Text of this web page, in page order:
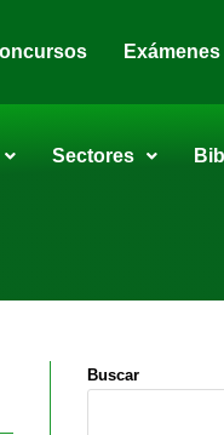
Exámenes
Sectores
Buscar